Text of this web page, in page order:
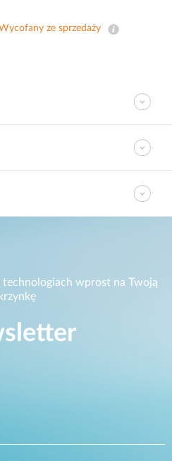
ze sprzedaży
technologiach wprost na Twoją